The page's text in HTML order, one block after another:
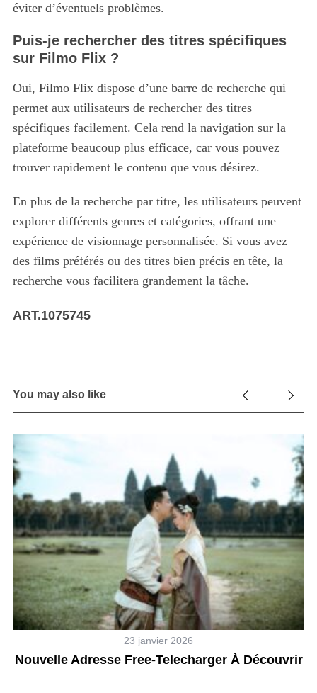
éviter d’éventuels problèmes.
Puis-je rechercher des titres spécifiques
sur Filmo Flix ?
Oui, Filmo Flix dispose d’une barre de recherche qui
permet aux utilisateurs de rechercher des titres
spécifiques facilement. Cela rend la navigation sur la
plateforme beaucoup plus efficace, car vous pouvez
trouver rapidement le contenu que vous désirez.
En plus de la recherche par titre, les utilisateurs peuvent
explorer différents genres et catégories, offrant une
expérience de visionnage personnalisée. Si vous avez
des films préférés ou des titres bien précis en tête, la
recherche vous facilitera grandement la tâche.
ART.1075745
You may also like
23 janvier 2026
Nouvelle Adresse Free-Telecharger À Découvrir